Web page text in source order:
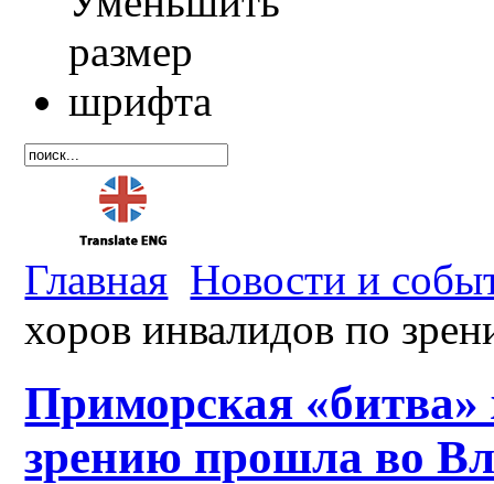
Главная Новости и
хоров инвалидов по
Приморская «битва»
зрению прошла во